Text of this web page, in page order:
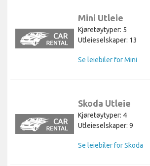
Mini Utleie
Kjøretøytyper: 5
Utleieselskaper: 13
Se leiebiler for Mini
Skoda Utleie
Kjøretøytyper: 4
Utleieselskaper: 9
Se leiebiler for Skoda